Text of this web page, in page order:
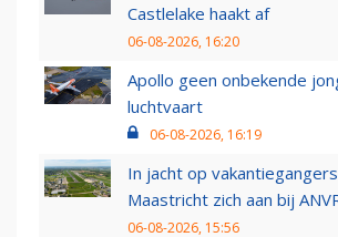
Castlelake haakt af
06-08-2026, 16:20
Apollo geen onbekende
luchtvaart
06-08-2026, 16:19
In jacht op
Maastricht zich aan bij
06-08-2026, 15:56